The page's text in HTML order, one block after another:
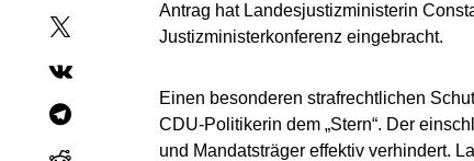
Antrag hat Landesjustizministerin
Justizministerkonferenz eingebracht.
Einen besonderen strafrechtlichen
CDU-Politikerin dem „Stern“. Der
und Mandatsträger effektiv verhindert.